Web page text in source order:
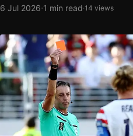
6 Jul 2026·1 min read·14 views